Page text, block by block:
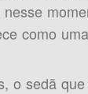
como
o sedã